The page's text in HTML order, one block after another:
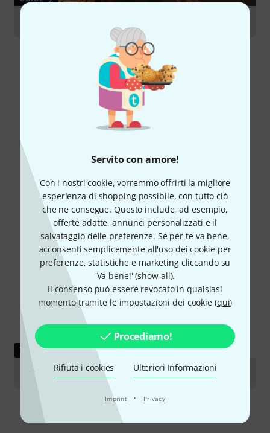
Servito con amore!
Con i nostri cookie, vorremmo offrirti la migliore
esperienza di shopping possibile, con tutto ciò
che ne consegue. Questo include, ad esempio,
offerte adatte, annunci personalizzati e il
salvataggio delle preferenze. Se per te va bene,
acconsenti semplicemente all'uso dei cookie per
preferenze, statistiche e marketing cliccando su
'Va bene!' (show all).
Il consenso può essere revocato in qualsiasi
momento tramite le impostazioni dei cookie (qui)
Procediamo!
Rifiuta i cookies Ulteriori Informazioni
Imprint · Privacy
RECENSIONE
Vox AC15C1